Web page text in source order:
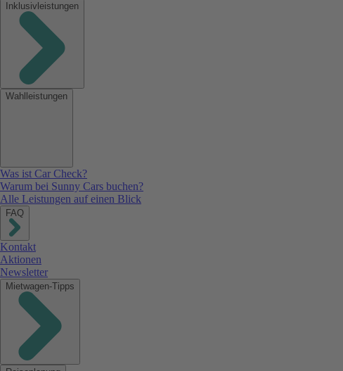
Inklusivleistungen
Wahlleistungen
Was ist Car Check?
Warum bei Sunny Cars buchen?
Alle Leistungen auf einen Blick
FAQ
Kontakt
Aktionen
Newsletter
Mietwagen-Tipps